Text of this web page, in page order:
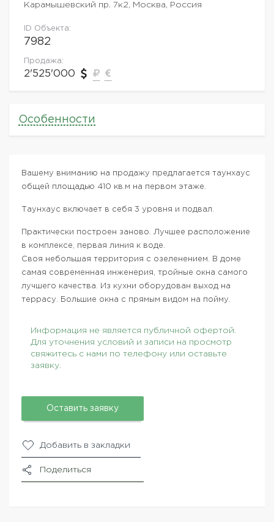
Карамышевский пр. 7к2, Москва, Россия
ID Объекта:
7982
Продажа:
2'525'000
Особенности
Вашему вниманию на продажу предлагается таунхаус
общей площадью 410 кв.м на первом этаже.
Таунхаус включает в себя 3 уровня и подвал.
Практически построен заново. Лучшее расположение
в комплексе, первая линия к воде.
Своя небольшая территория с озеленением. В доме
самая современная инженерия, тройные окна самого
лучшего качества. Из кухни оборудован выход на
террасу. Большие окна с прямым видом на пойму.
Информация не является публичной офертой.
Для уточнения условий и записи на просмотр
свяжитесь с нами по телефону или оставьте
заявку.
Оставить заявку
Добавить в закладки
Поделиться